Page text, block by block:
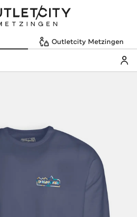
Outletcity Metzingen